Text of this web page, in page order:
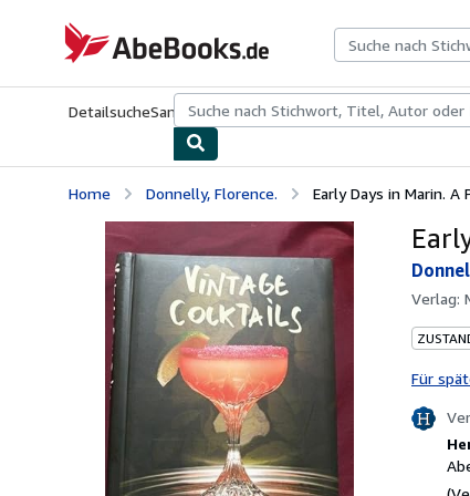
AbeBooks.de
DetailsucheSammlungenAntiquarische BücherKunst &
Home Donnelly, Florence. Early Days in Marin. A
Verlag:
Für